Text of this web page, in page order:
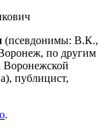
(псевдонимы: В.К.,
по другим
Воронежской
публицист,
.